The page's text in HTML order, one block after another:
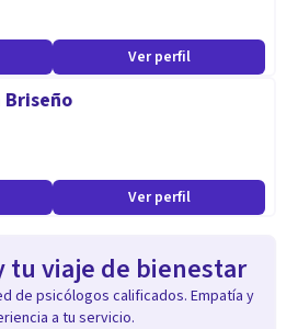
Ver perfil
Briseño
Ver perfil
tu viaje de bienestar
de psicólogos calificados. Empatía y
a tu servicio.